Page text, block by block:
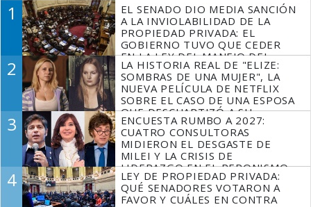
1
EL SENADO DIO MEDIA SANCIÓN
A LA INVIOLABILIDAD DE LA
PROPIEDAD PRIVADA: EL
GOBIERNO TUVO QUE CEDER
EN LA LEY DEL MANEJO DEL
FUEGO
2
LA HISTORIA REAL DE "ELIZE:
SOMBRAS DE UNA MUJER", LA
NUEVA PELÍCULA DE NETFLIX
SOBRE EL CASO DE UNA ESPOSA
QUE DESCUARTIZÓ A SU
MARIDO
3
ENCUESTA RUMBO A 2027:
CUATRO CONSULTORAS
MIDIERON EL DESGASTE DE
MILEI Y LA CRISIS DE
LIDERAZGO EN EL PERONISMO
4
LEY DE PROPIEDAD PRIVADA:
QUÉ SENADORES VOTARON A
FAVOR Y CUÁLES EN CONTRA